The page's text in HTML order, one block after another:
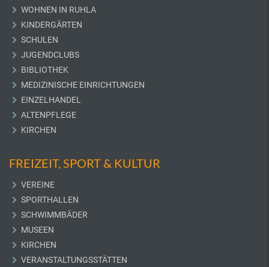
WOHNEN IN RUHLA
KINDERGÄRTEN
SCHULEN
JUGENDCLUBS
BIBLIOTHEK
MEDIZINISCHE EINRICHTUNGEN
EINZELHANDEL
ALTENPFLEGE
KIRCHEN
FREIZEIT, SPORT & KULTUR
VEREINE
SPORTHALLEN
SCHWIMMBÄDER
MUSEEN
KIRCHEN
VERANSTALTUNGSSTÄTTEN